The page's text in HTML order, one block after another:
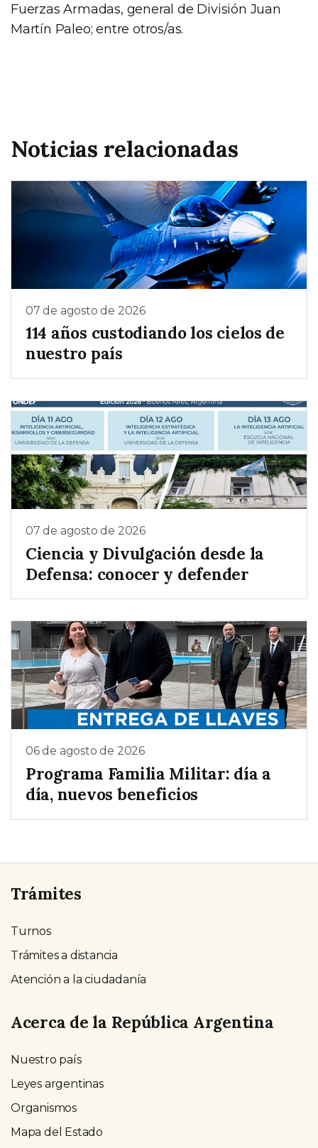
Fuerzas Armadas, general de División Juan
Martín Paleo; entre otros/as.
Noticias relacionadas
07 de agosto de 2026
114 años custodiando los cielos de
nuestro país
07 de agosto de 2026
Ciencia y Divulgación desde la
Defensa: conocer y defender
06 de agosto de 2026
Programa Familia Militar: día a
día, nuevos beneficios
Trámites
Turnos
Trámites a distancia
Atención a la ciudadanía
Acerca de la República Argentina
Nuestro país
Leyes argentinas
Organismos
Mapa del Estado